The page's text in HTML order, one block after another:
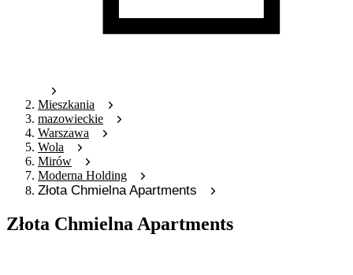
Mieszkania
mazowieckie
Warszawa
Wola
Mirów
Moderna Holding
Złota Chmielna Apartments
Złota Chmielna Apartments